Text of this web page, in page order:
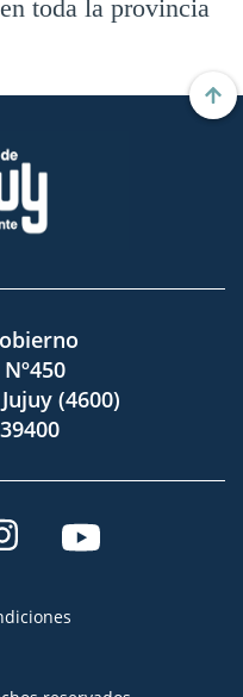
toda la provincia
(4600)